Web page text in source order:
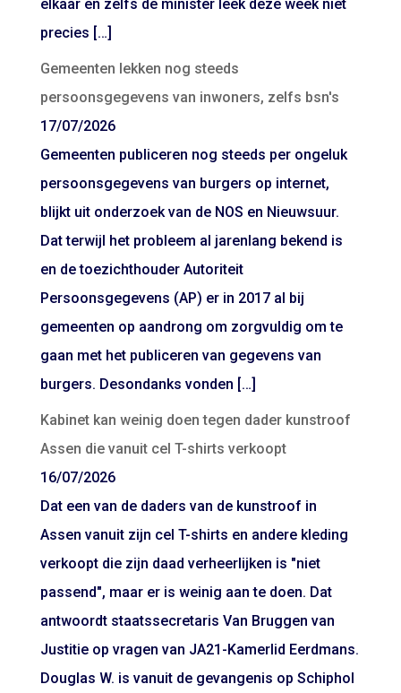
elkaar en zelfs de minister leek deze week niet
precies […]
Gemeenten lekken nog steeds
persoonsgegevens van inwoners, zelfs bsn's
17/07/2026
Gemeenten publiceren nog steeds per ongeluk
persoonsgegevens van burgers op internet,
blijkt uit onderzoek van de NOS en Nieuwsuur.
Dat terwijl het probleem al jarenlang bekend is
en de toezichthouder Autoriteit
Persoonsgegevens (AP) er in 2017 al bij
gemeenten op aandrong om zorgvuldig om te
gaan met het publiceren van gegevens van
burgers. Desondanks vonden […]
Kabinet kan weinig doen tegen dader kunstroof
Assen die vanuit cel T-shirts verkoopt
16/07/2026
Dat een van de daders van de kunstroof in
Assen vanuit zijn cel T-shirts en andere kleding
verkoopt die zijn daad verheerlijken is "niet
passend", maar er is weinig aan te doen. Dat
antwoordt staatssecretaris Van Bruggen van
Justitie op vragen van JA21-Kamerlid Eerdmans.
Douglas W. is vanuit de gevangenis op Schiphol